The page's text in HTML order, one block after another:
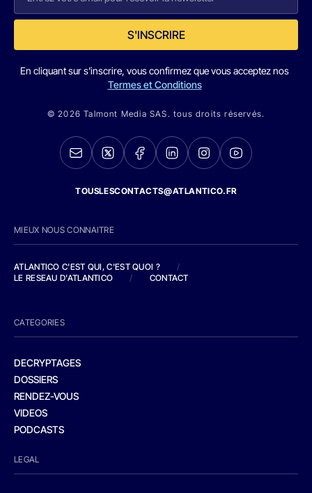
S'INSCRIRE
En cliquant sur s'inscrire, vous confirmez que vous acceptez nos
Termes et Conditions
© 2026 Talmont Media SAS. tous droits réservés.
TOUSLESCONTACTS@ATLANTICO.FR
MIEUX NOUS CONNAITRE
ATLANTICO C'EST QUI, C'EST QUOI ?
/
LE RESEAU D'ATLANTICO
/ CONTACT
CATEGORIES
DECRYPTAGES
DOSSIERS
RENDEZ-VOUS
VIDEOS
PODCASTS
LEGAL